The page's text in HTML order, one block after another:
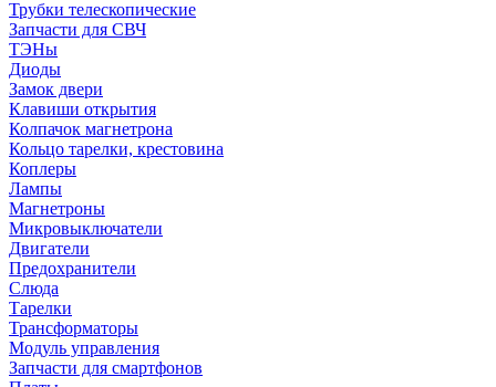
Трубки телескопические
Запчасти для СВЧ
ТЭНы
Диоды
Замок двери
Клавиши открытия
Колпачок магнетрона
Кольцо тарелки, крестовина
Коплеры
Лампы
Магнетроны
Микровыключатели
Двигатели
Предохранители
Слюда
Тарелки
Трансформаторы
Модуль управления
Запчасти для смартфонов